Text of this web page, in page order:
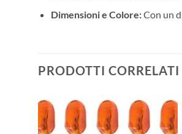
Dimensioni e Colore:Con un
PRODOTTI CORRELATI